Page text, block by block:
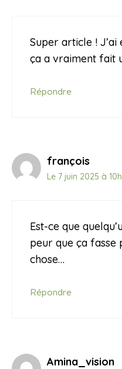
Super article ! J’ai
ça a vraiment fait
Répondre
françois
Le 7 juin 2025 à
Est-ce que
peur que ça fasse
chose…
Répondre
Amina_vision